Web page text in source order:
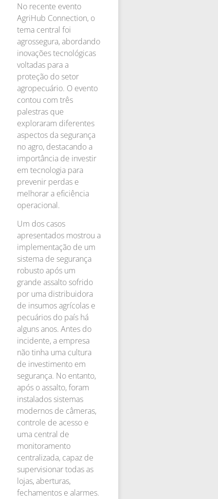
No recente evento
AgriHub Connection, o
tema central foi
agrossegura, abordando
inovações tecnológicas
voltadas para a
proteção do setor
agropecuário. O evento
contou com três
palestras que
exploraram diferentes
aspectos da segurança
no agro, destacando a
importância de investir
em tecnologia para
prevenir perdas e
melhorar a eficiência
operacional.
Um dos casos
apresentados mostrou a
implementação de um
sistema de segurança
robusto após um
grande assalto sofrido
por uma distribuidora
de insumos agrícolas e
pecuários do país há
alguns anos. Antes do
incidente, a empresa
não tinha uma cultura
de investimento em
segurança. No entanto,
após o assalto, foram
instalados sistemas
modernos de câmeras,
controle de acesso e
uma central de
monitoramento
centralizada, capaz de
supervisionar todas as
lojas, aberturas,
fechamentos e alarmes.